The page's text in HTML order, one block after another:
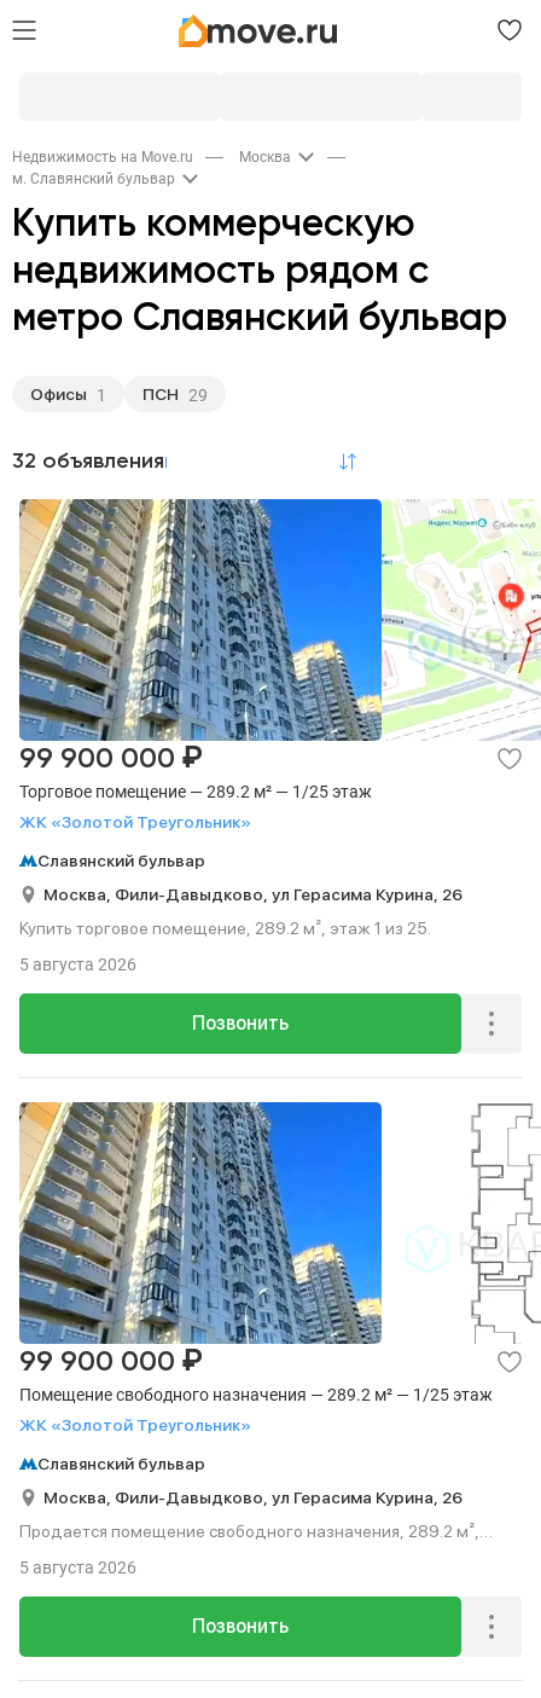
Недвижимость на Move.ru
Москва
м. Славянский бульвар
Купить коммерческую
недвижимость рядом с
метро Славянский бульвар
Офисы 1 ПСН 29
32 объявления
Торговое помещение — 289.2 м² — 1/25 этаж
ЖК «Золотой Треугольник»
99 900 000 ₽
Славянский бульвар
Москва, Фили-Давыдково, ул Герасима Курина, 26
Купить торговое помещение, 289.2 м², этаж 1 из 25.
Позвонить
5 августа 2026
Помещение свободного назначения — 289.2 м² — 1/25 этаж
ЖК «Золотой Треугольник»
99 900 000 ₽
Славянский бульвар
Москва, Фили-Давыдково, ул Герасима Курина, 26
Продается помещение свободного назначения, 289.2 м²,
Позвонить
5 августа 2026